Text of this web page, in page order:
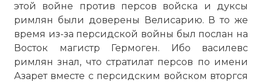
этой войне против персов войска и дуксы
римлян были доверены Велисарию. В то же
время из-за персидской войны был послан на
Восток магистр Гермоген. Ибо василевс
римлян знал, что стратилат персов по имени
Азарет вместе с персидским войском вторгся